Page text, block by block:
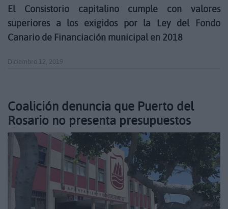
El Consistorio capitalino cumple con valores
superiores a los exigidos por la Ley del Fondo
Canario de Financiación municipal en 2018
Diciembre 12, 2019
Coalición denuncia que Puerto del
Rosario no presenta presupuestos